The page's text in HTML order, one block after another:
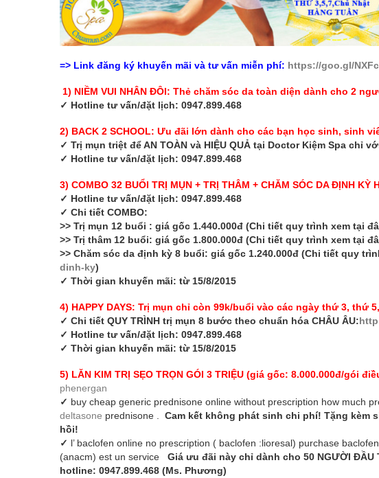
=> Link đăng ký khuyến mãi và tư vấn miễn phí: https://goo.gl/
1) NIỀM VUI NHÂN ĐÔI: Thẻ chăm sóc da toàn diện dành cho 2
✓ Hotline tư vấn/đặt lịch: 0947.899.468
2) BACK 2 SCHOOL: Ưu đãi lớn dành cho các bạn học sinh, sinh
✓ Trị mụn triệt để AN TOÀN và HIỆU QUẢ tại Doctor Kiệm Spa chỉ
✓ Hotline tư vấn/đặt lịch: 0947.899.468
3) COMBO 32 BUỔI TRỊ MỤN + TRỊ THÂM + CHĂM SÓC DA ĐỊNH
✓ Hotline tư vấn/đặt lịch: 0947.899.468
✓ Chi tiết COMBO:
>> Trị mụn 12 buổi : giá gốc 1.440.000đ (Chi tiết quy trình xem tại
>> Trị thâm 12 buổi: giá gốc 1.800.000đ (Chi tiết quy trình xem tại
>> Chăm sóc da định kỳ 8 buổi: giá gốc 1.240.000đ (Chi tiết quy
dinh-ky)
✓ Thời gian khuyến mãi: từ 15/8/2015
4) HAPPY DAYS: Trị mụn chỉ còn 99k/buổi vào các ngày thứ 3, thứ
✓ Chi tiết QUY TRÌNH trị mụn 8 bước theo chuẩn hóa CHÂU ÂU:
✓ Hotline tư vấn/đặt lịch: 0947.899.468
✓ Thời gian khuyến mãi: từ 15/8/2015
5) LĂN KIM TRỊ SẸO TRỌN GÓI 3 TRIỆU (giá gốc: 8.000.000đ/gói
phenergan
✓ buy cheap generic prednisone online without prescription how much
deltasone prednisone . Cam kết không phát sinh chi phí! Tặng kèm
hồi!
✓ l’ baclofen online no prescription ( baclofen :lioresal) purchase
(anacm) est un service
Giá ưu đãi này chỉ dành cho 50 NGƯỜI ĐẦU
hotline: 0947.899.468 (Ms. Phương)